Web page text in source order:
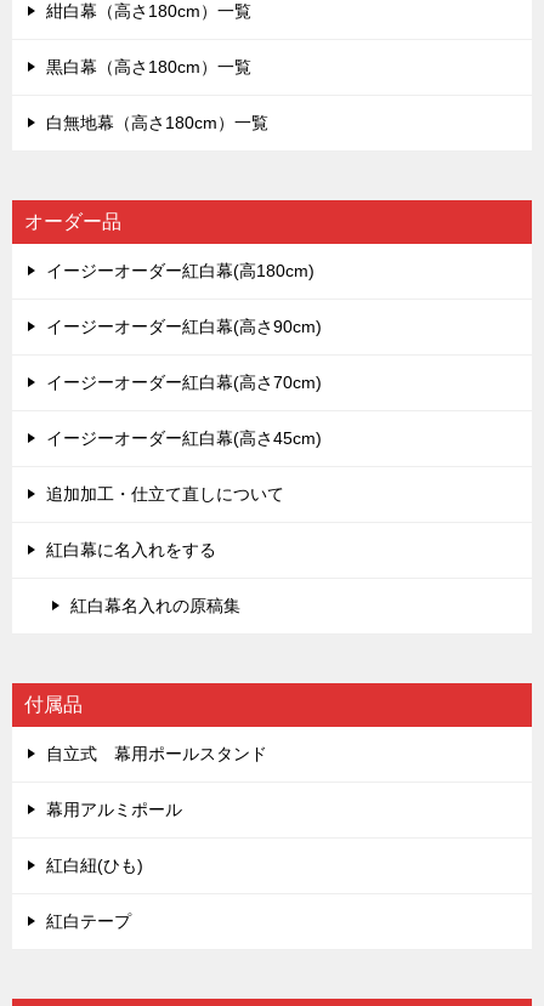
紺白幕（高さ180cm）一覧
黒白幕（高さ180cm）一覧
白無地幕（高さ180cm）一覧
オーダー品
イージーオーダー紅白幕(高180cm)
イージーオーダー紅白幕(高さ90cm)
イージーオーダー紅白幕(高さ70cm)
イージーオーダー紅白幕(高さ45cm)
追加加工・仕立て直しについて
紅白幕に名入れをする
紅白幕名入れの原稿集
付属品
自立式 幕用ポールスタンド
幕用アルミポール
紅白紐(ひも)
紅白テープ